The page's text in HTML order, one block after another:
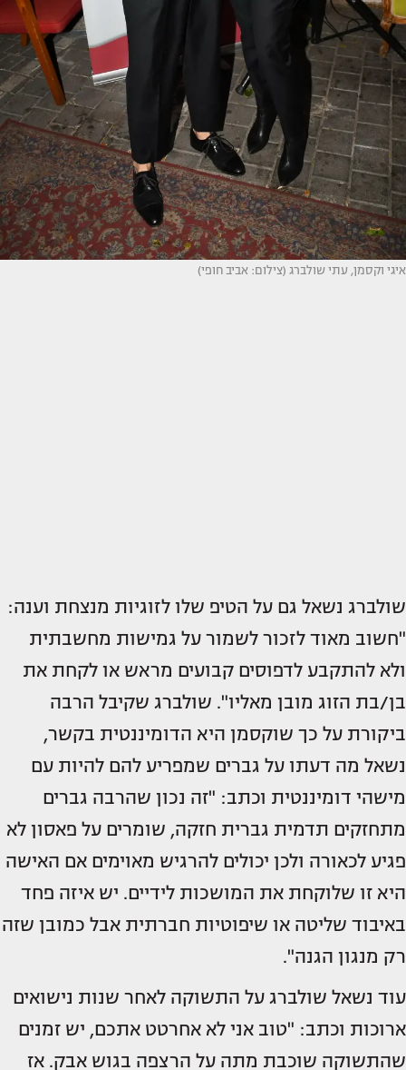
איגי וקסמן, עתי שולברג (צילום: אביב חופי)
שולברג נשאל גם על הטיפ שלו לזוגיות מנצחת וענה:
"חשוב מאוד לזכור לשמור על גמישות מחשבתית
ולא להתקבע לדפוסים קבועים מראש או לקחת את
בן/בת הזוג מובן מאליו". שולברג שקיבל הרבה
ביקורת על כך שוקסמן היא הדומיננטית בקשר,
נשאל מה דעתו על גברים שמפריע להם להיות עם
מישהי דומיננטית וכתב: "זה נכון שהרבה גברים
מתחזקים תדמית גברית חזקה, שומרים על פאסון לא
פגיע לכאורה ולכן יכולים להרגיש מאוימים אם האישה
היא זו שלוקחת את המושכות לידיים. יש איזה פחד
באיבוד שליטה או שיפוטיות חברתית אבל כמובן שזה
רק מנגון הגנה".
עוד נשאל שולברג על התשוקה לאחר שנות נישואים
ארוכות וכתב: "טוב אני לא אחרטט אתכם, יש זמנים
שהתשוקה שוכבת מתה על הרצפה בגוש אבק. אז